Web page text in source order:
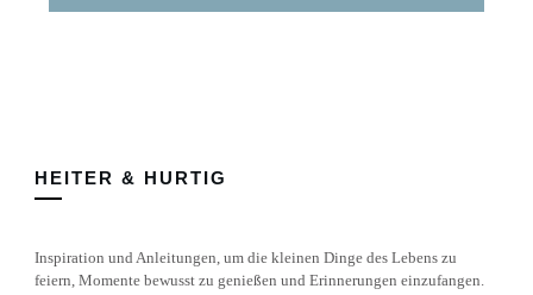
HEITER & HURTIG
Inspiration und Anleitungen, um die kleinen Dinge des Lebens zu
feiern, Momente bewusst zu genießen und Erinnerungen einzufangen.